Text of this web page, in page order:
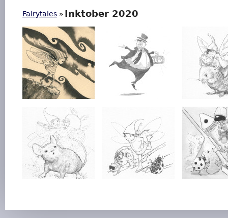
Fairytales Inktober 2020